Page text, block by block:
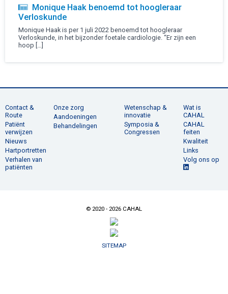
Monique Haak benoemd tot hoogleraar
Verloskunde
Monique Haak is per 1 juli 2022 benoemd tot hoogleraar
Verloskunde, in het bijzonder foetale cardiologie. “Er zijn een
hoop […]
Contact &
Route
Patiënt
verwijzen
Nieuws
Hartportretten
Verhalen van
patiënten
Onze zorg
Aandoeningen
Behandelingen
Wetenschap &
innovatie
Symposia &
Congressen
Wat is
CAHAL
CAHAL
feiten
Kwaliteit
Links
Volg ons op
© 2020 - 2026 CAHAL
SITEMAP